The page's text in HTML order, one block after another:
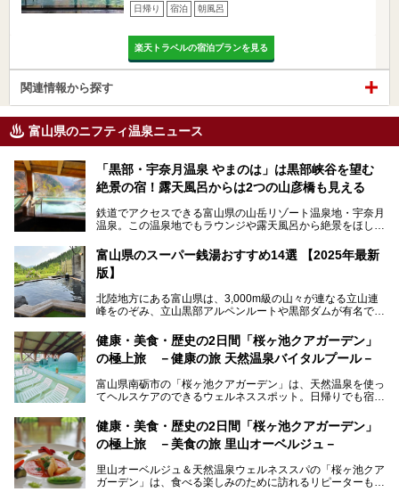
日帰り 宿泊 朝風呂
楽天トラベルの宿泊プランを見る
関連情報から探す
富山県のニフティ温泉ニュース
「黒部・宇奈月温泉 やまのは」は黒部峡谷を望む
絶景の宿！露天風呂からは2つの山彦橋も見える
鉄道でアクセスできる富山県の山岳リゾート温泉地・宇奈月
温泉。この温泉地でもラウンジや露天風呂から絶景をほしい
の「黒部・宇奈月温泉 やまのは」。
自慢の眺望、温泉、居心地の良い客室、ビュッフェ式の食事
ます。日常から少し離れて、山懐で自然に癒されたいと思う
方にぴったりの温泉です。冬なら雪景色も絵になりますよ。
───
提供元：オリックス・ホテルマネジメント株式会社【PR】
この記事は黒部・宇奈月温泉 やまのはのPR記事です。
富山県のスーパー銭湯おすすめ14選 【2025年最新
版】
北陸地方にある富山県は、3,000m級の山々が連なる立山連
峰をのぞみ、立山黒部アルペンルートや黒部ダムが有名で
の（新鮮な）海の幸も見逃せません！
北陸新幹線が開業し、実は東京からも2時間ほどでアクセス
のいい天然温泉が豊富で、すぐにでも出かけたくなる施設が
満載ですよ。
健康・美食・歴史の2日間「桜ヶ池クアガーデン」
の極上旅 －健康の旅 天然温泉バイタルプール－
富山県南砺市の「桜ヶ池クアガーデン」は、天然温泉を使っ
てヘルスケアのできるウェルネススポット。日帰りでも宿泊
るので、ゆったり楽しみながら美しく健康に。
そんな「桜ヶ池クアガーデン」の天然温泉バイタルプールと
ートしたいと思います。
健康・美食・歴史の2日間「桜ヶ池クアガーデン」
の極上旅 －美食の旅 里山オーベルジュ－
里山オーベルジュ＆天然温泉ウェルネススパの「桜ヶ池クア
ガーデン」は、食べる楽しみのために訪れるリピーターも多